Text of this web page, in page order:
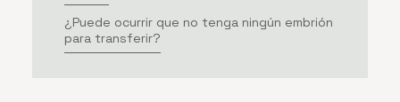
¿Puede ocurrir que no tenga ningún embrión
para transferir?